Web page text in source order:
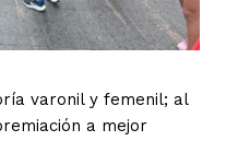
varonil y femenil; al
a mejor